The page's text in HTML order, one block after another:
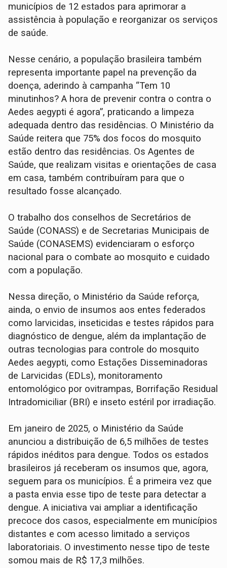
municípios de 12 estados para aprimorar a
assistência à população e reorganizar os serviços
de saúde.
Nesse cenário, a população brasileira também
representa importante papel na prevenção da
doença, aderindo à campanha “Tem 10
minutinhos? A hora de prevenir contra o contra o
Aedes aegypti é agora”, praticando a limpeza
adequada dentro das residências. O Ministério da
Saúde reitera que 75% dos focos do mosquito
estão dentro das residências. Os Agentes de
Saúde, que realizam visitas e orientações de casa
em casa, também contribuíram para que o
resultado fosse alcançado.
O trabalho dos conselhos de Secretários de
Saúde (CONASS) e de Secretarias Municipais de
Saúde (CONASEMS) evidenciaram o esforço
nacional para o combate ao mosquito e cuidado
com a população.
Nessa direção, o Ministério da Saúde reforça,
ainda, o envio de insumos aos entes federados
como larvicidas, inseticidas e testes rápidos para
diagnóstico de dengue, além da implantação de
outras tecnologias para controle do mosquito
Aedes aegypti, como Estações Disseminadoras
de Larvicidas (EDLs), monitoramento
entomológico por ovitrampas, Borrifação Residual
Intradomiciliar (BRI) e inseto estéril por irradiação.
Em janeiro de 2025, o Ministério da Saúde
anunciou a distribuição de 6,5 milhões de testes
rápidos inéditos para dengue. Todos os estados
brasileiros já receberam os insumos que, agora,
seguem para os municípios. É a primeira vez que
a pasta envia esse tipo de teste para detectar a
dengue. A iniciativa vai ampliar a identificação
precoce dos casos, especialmente em municípios
distantes e com acesso limitado a serviços
laboratoriais. O investimento nesse tipo de teste
somou mais de R$ 17,3 milhões.